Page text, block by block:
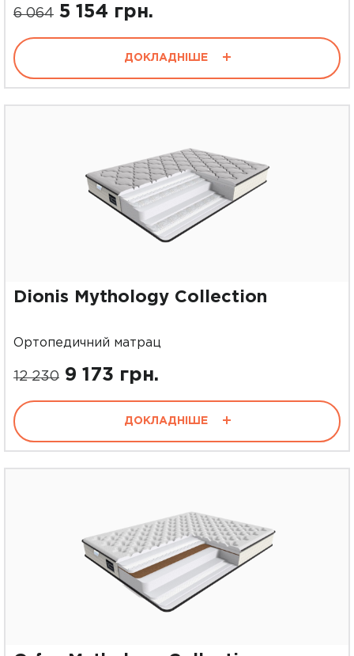
6 064 5 154 грн.
ДОКЛАДНІШЕ
Dionis Mythology Collection
Ортопедичний матрац
12 230 9 173 грн.
ДОКЛАДНІШЕ